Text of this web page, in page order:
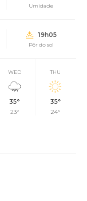
Umidade
19h05
Pôr do sol
WED
35°
23°
THU
35°
24°